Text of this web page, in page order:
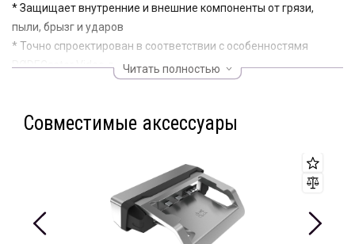
* Защищает внутренние и внешние компоненты от грязи,
пыли, брызг и ударов
* Точно спроектирован в соответствии с особенностямя
RØDECaster Video для плотной посадки
Читать полностью
Совместимые аксессуары